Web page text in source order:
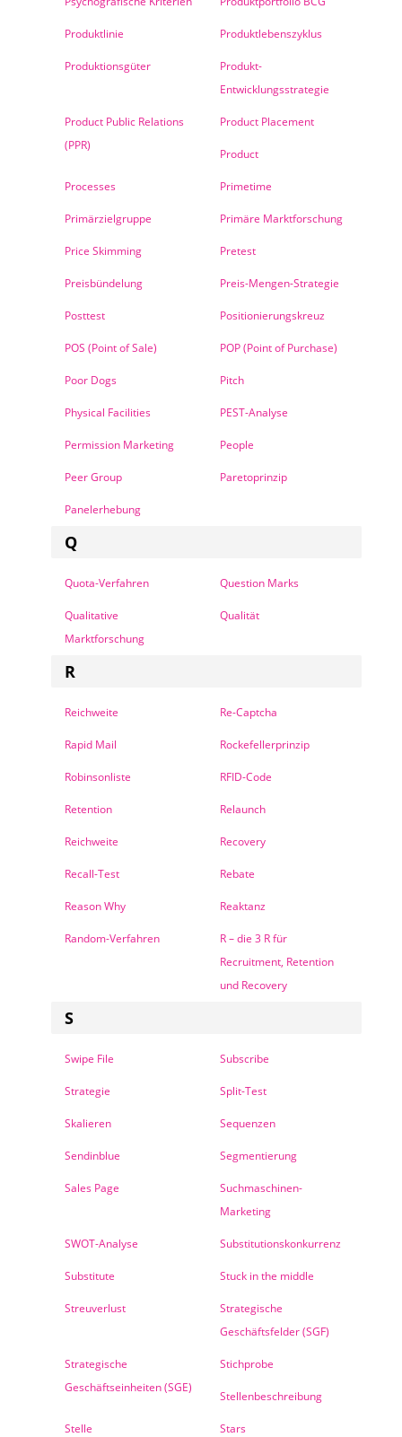
Produktlinie Produktlebenszyklus
Produktionsgüter
Produkt-
Entwicklungsstrategie
Product Public Relations
(PPR)
Product Placement
Product
Processes Primetime
Primärzielgruppe Primäre Marktforschung
Price Skimming Pretest
Preisbündelung Preis-Mengen-Strategie
Posttest Positionierungskreuz
POS (Point of Sale) POP (Point of Purchase)
Poor Dogs Pitch
Physical Facilities PEST-Analyse
Permission Marketing People
Peer Group Paretoprinzip
Panelerhebung
Q
Quota-Verfahren Question Marks
Qualitative
Marktforschung
Qualität
R
Reichweite Re-Captcha
Rapid Mail Rockefellerprinzip
Robinsonliste RFID-Code
Retention Relaunch
Reichweite Recovery
Recall-Test Rebate
Reason Why Reaktanz
Random-Verfahren
R – die 3 R für
Recruitment, Retention
und Recovery
S
Swipe File Subscribe
Strategie Split-Test
Skalieren Sequenzen
Sendinblue Segmentierung
Sales Page
Suchmaschinen-
Marketing
SWOT-Analyse Substitutionskonkurrenz
Substitute Stuck in the middle
Streuverlust
Strategische
Geschäftsfelder (SGF)
Strategische
Geschäftseinheiten (SGE)
Stichprobe
Stellenbeschreibung
Stelle Stars